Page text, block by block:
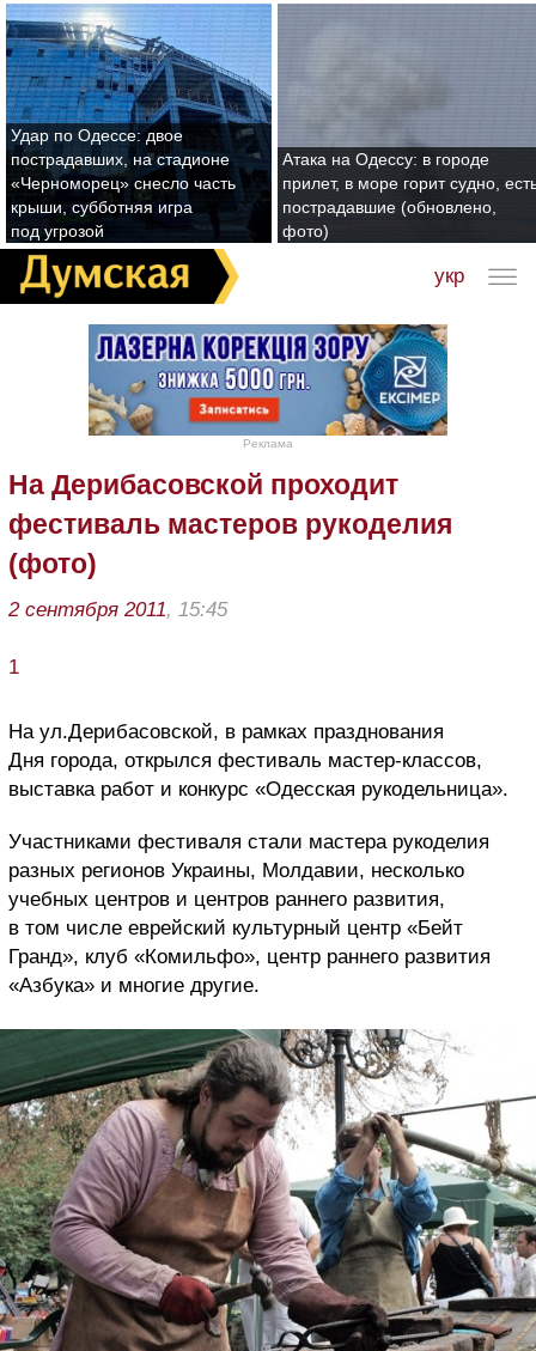
Удар по Одессе: двое
пострадавших, на стадионе
«Черноморец» снесло часть
крыши, субботняя игра
под угрозой
Атака на Одессу: в городе
прилет, в море горит судно,
пострадавшие (обновлено,
фото)
укр
Реклама
На Дерибасовской проходит
фестиваль мастеров рукоделия
(фото)
2 сентября 2011, 15:45
1
На ул.Дерибасовской, в рамках празднования
Дня города, открылся фестиваль мастер-классов,
выставка работ и конкурс «Одесская рукодельница».
Участниками фестиваля стали мастера рукоделия
разных регионов Украины, Молдавии, несколько
учебных центров и центров раннего развития,
в том числе еврейский культурный центр «Бейт
Гранд», клуб «Комильфо», центр раннего развития
«Азбука» и многие другие.